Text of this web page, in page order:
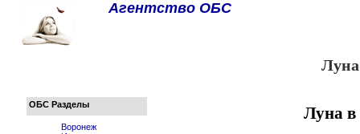
Агентство ОБС
Луна
ОБС Разделы
Воронеж
Луна в